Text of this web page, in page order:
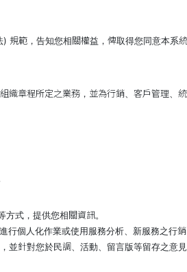
規範，告知您相關權益，俾取得您同意本系
章程所定之業務，並為行銷、客戶管理、
式，提供您相關資訊。
行個人化作業或使用服務分析、新服務之行
並針對您於民調、活動、留言版等留存之意